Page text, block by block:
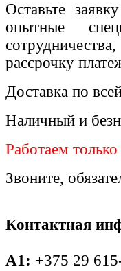
Оставьте
опытные
рассрочку
Доставка по
Наличный и
Работаем
Звоните,
Контактная
A1: +375 29